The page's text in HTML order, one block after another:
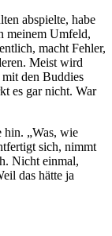
abspielte, habe
meinem Umfeld,
macht Fehler,
Meist wird
den Buddies
es gar nicht. War
hin. „Was, wie
sich, nimmt
Nicht einmal,
das hätte ja